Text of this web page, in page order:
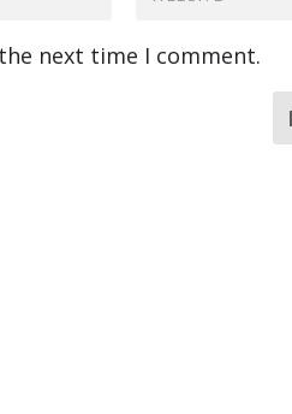
next time I comment.